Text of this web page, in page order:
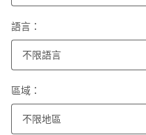
語言：
不限語言
區域：
不限地區